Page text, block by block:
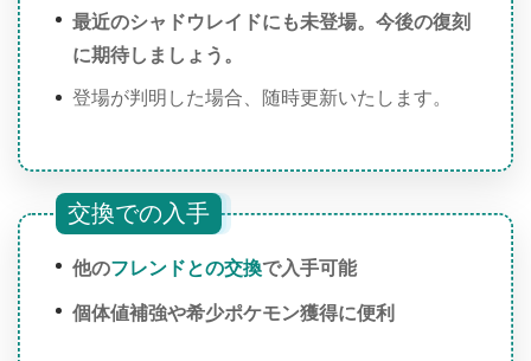
最近のシャドウレイドにも未登場。今後の復刻
に期待しましょう。
登場が判明した場合、随時更新いたします。
交換での入手
他のフレンドとの交換で入手可能
個体値補強や希少ポケモン獲得に便利